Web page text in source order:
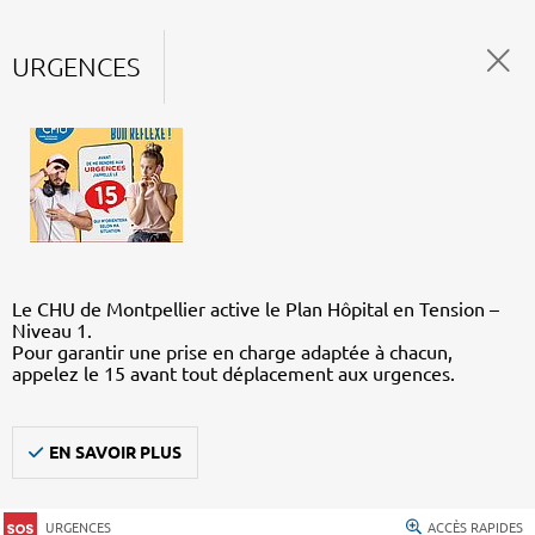
URGENCES
Le CHU de Montpellier active le Plan Hôpital en Tension –
Niveau 1.
Pour garantir une prise en charge adaptée à chacun,
appelez le 15 avant tout déplacement aux urgences.
EN SAVOIR PLUS
URGENCES ACCÈS RAPIDES